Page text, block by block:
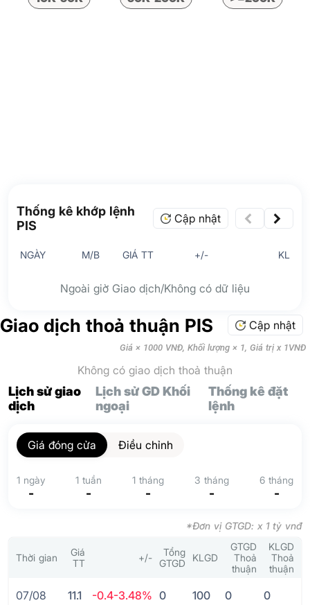
Thống kê khớp lệnh
PIS
Cập nhật
NGÀY M/B GIÁ TT +/- KL
Ngoài giờ Giao dịch/Không có dữ liệu
Giao dịch thoả thuận PIS Cập nhật
Giá × 1000 VNĐ, Khối lượng × 1, Giá trị x 1VNĐ
Không có giao dịch thoả thuận
Lịch sử giao
dịch
Lịch sử GD Khối
ngoại
Thống kê đặt
lệnh
Giá đóng cửa Điều chỉnh
1 ngày
-
1 tuần
-
1 tháng
-
3 tháng
-
6 tháng
-
*Đơn vị GTGD: x 1 tỷ vnđ
Thời gian
Giá
TT
+/-
Tổng
GTGD
KLGD
GTGD
Thoả
thuận
KLGD
Thoả
thuận
07/08 11.1 -0.4-3.48% 0 100 0 0